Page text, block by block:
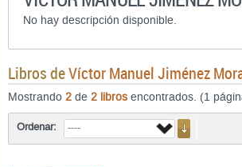
No hay descripción disponible.
Libros deVíctor Manuel Jiménez
Mostrando 2 de 2 libros encontrados. (1
Ordenar: